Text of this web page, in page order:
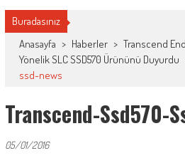
Buradasınız
Anasayfa > Haberler > Transcend
Yönelik SLC SSD570 Ürününü Duyurdu
ssd-news
Transcend-Ssd570-
05/01/2016